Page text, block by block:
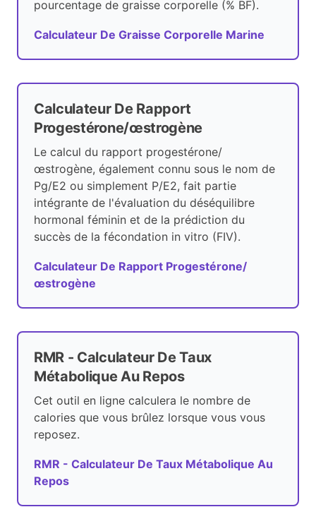
pourcentage de graisse corporelle (% BF).
Calculateur De Graisse Corporelle Marine
Calculateur De Rapport
Progestérone/œstrogène
Le calcul du rapport progestérone/
œstrogène, également connu sous le nom de
Pg/E2 ou simplement P/E2, fait partie
intégrante de l'évaluation du déséquilibre
hormonal féminin et de la prédiction du
succès de la fécondation in vitro (FIV).
Calculateur De Rapport Progestérone/
œstrogène
RMR - Calculateur De Taux
Métabolique Au Repos
Cet outil en ligne calculera le nombre de
calories que vous brûlez lorsque vous vous
reposez.
RMR - Calculateur De Taux Métabolique Au
Repos